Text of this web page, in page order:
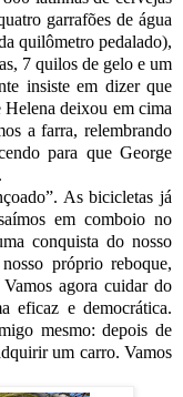
garrafões de água
quilômetro pedalado),
7 quilos de gelo e um
insiste em dizer que
Helena deixou em cima
a farra, relembrando
para que George
As bicicletas já
em comboio no
conquista do nosso
próprio reboque,
agora cuidar do
eficaz e democrática.
mesmo: depois de
um carro. Vamos